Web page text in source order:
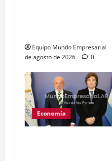
Equipo Mundo Empresarial
de agosto de 2026
0
Economía